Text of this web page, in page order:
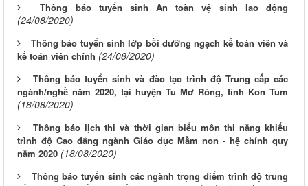
Thông báo tuyển sinh An toàn vệ sinh lao động
(24/08/2020)
Thông báo tuyển sinh lớp bồi dưỡng ngạch kế toán viên và
kế toán viên chính (24/08/2020)
Thông báo tuyển sinh và đào tạo trình độ Trung cấp các
ngành/nghề năm 2020, tại huyện Tu Mơ Rông, tỉnh Kon Tum
(18/08/2020)
Thông báo lịch thi và thời gian biểu môn thi năng khiếu
trình độ Cao đẳng ngành Giáo dục Mầm non - hệ chính quy
năm 2020 (18/08/2020)
Thông báo tuyển sinh các ngành trọng điểm trình độ trung